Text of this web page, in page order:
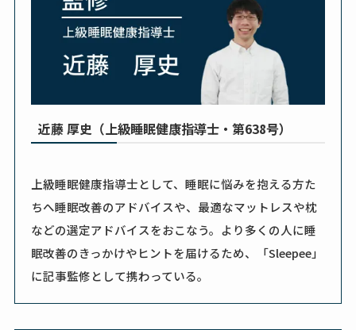
近藤 厚史（上級睡眠健康指導士・第638号）
上級睡眠健康指導士として、睡眠に悩みを抱える方た
ちへ睡眠改善のアドバイスや、最適なマットレスや枕
などの選定アドバイスをおこなう。より多くの人に睡
眠改善のきっかけやヒントを届けるため、「Sleepee」
に記事監修として携わっている。